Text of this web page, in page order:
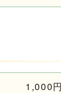
1,000円